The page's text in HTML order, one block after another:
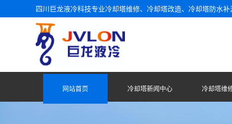
四川巨龙液冷科技专业冷却塔维修、冷却塔改造、冷却塔防水
网站首页 冷却塔新闻中心 冷却塔维